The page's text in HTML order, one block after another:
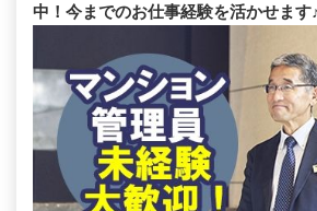
中！今までのお仕事経験を活かせます